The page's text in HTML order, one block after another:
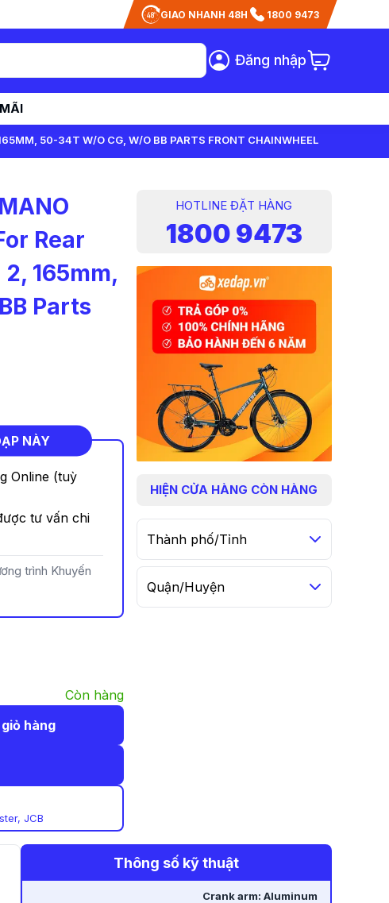
GIAO NHANH 48H 1800 9473
Đăng nhập
50-34T W/O CG, W/O BB PARTS FRONT CHAINWHEEL
Rear
165mm,
Parts
NÀY
Online (tuỳ
tư vấn chi
trình Khuyến
Còn hàng
hàng
JCB
HOTLINE ĐẶT HÀNG
1800 9473
HIỆN CỬA HÀNG CÒN HÀNG
Thành phố/Tỉnh
Quận/Huyện
Thông số kỹ thuật
Crank arm: Aluminum